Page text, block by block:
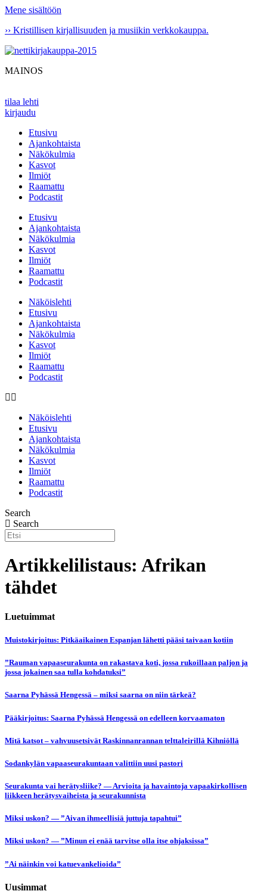
Mene sisältöön
›› Kristillisen kirjallisuuden ja musiikin verkkokauppa.
MAINOS
tilaa lehti
kirjaudu
Etusivu
Ajankohtaista
Näkökulmia
Kasvot
Ilmiöt
Raamattu
Podcastit
Etusivu
Ajankohtaista
Näkökulmia
Kasvot
Ilmiöt
Raamattu
Podcastit
Näköislehti
Etusivu
Ajankohtaista
Näkökulmia
Kasvot
Ilmiöt
Raamattu
Podcastit
Näköislehti
Etusivu
Ajankohtaista
Näkökulmia
Kasvot
Ilmiöt
Raamattu
Podcastit
Search
Search
Artikkelilistaus: Afrikan
tähdet
Luetuimmat
Muistokirjoitus: Pitkäaikainen Espanjan lähetti pääsi taivaan kotiin
”Rauman vapaaseurakunta on rakastava koti, jossa rukoillaan paljon ja
jossa jokainen saa tulla kohdatuksi”
Saarna Pyhässä Hengessä – miksi saarna on niin tärkeä?
Pääkirjoitus: Saarna Pyhässä Hengessä on edelleen korvaamaton
Mitä katsot – vahvuusetsivät Raskinnanrannan telttaleirillä Kihniöllä
Sodankylän vapaaseurakuntaan valittiin uusi pastori
Seurakunta vai herätysliike? — Arvioita ja havaintoja vapaakirkollisen
liikkeen herätysvaiheista ja seurakunnista
Miksi uskon? — ”Aivan ihmeellisiä juttuja tapahtui”
Miksi uskon? — ”Minun ei enää tarvitse olla itse ohjaksissa”
”Ai näinkin voi katuevankelioida”
Uusimmat